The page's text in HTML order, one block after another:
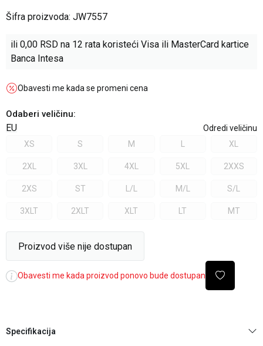
Šifra proizvoda: JW7557
ili 0,00 RSD na 12 rata koristeći Visa ili MasterCard kartice
Banca Intesa
Obavesti me kada se promeni cena
Odaberi veličinu:
EU
Odredi veličinu
XS
S M XL
2XL 3XL 4XL 5XL 2XXS
2XS ST L/L M/L S/L
3XLT 2XLT XLT LT MT
Proizvod više nije dostupan
Obavesti me kada proizvod ponovo bude dostupan
Specifikacija